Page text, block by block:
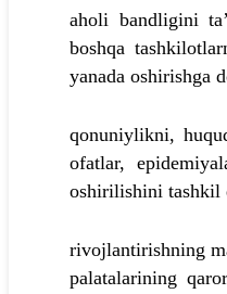
aholi bandligini
boshqa
yanada oshirishga
qonuniylikni,
ofatlar,
oshirilishini tashkil
rivojlantirishning
palatalarining